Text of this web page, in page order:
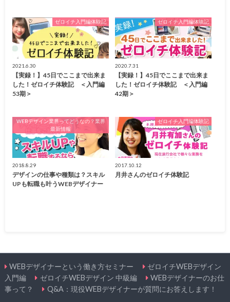
ゼロイチ入門編体験記
2021.6.30
【実録！】45日でここまで出来ま
した！ゼロイチ体験記 ＜入門編
53期＞
ゼロイチ入門編体験記
2020.7.31
【実録！】45日でここまで出来ま
した！ゼロイチ体験記 ＜入門編
42期＞
WEBデザイン業界ってどうなの？業界
最新情報
2018.8.29
デザインの仕事や種類は？スキル
UPも転職も叶うWEBデザイナー
ゼロイチ入門編体験記
2017.10.12
月井さんのゼロイチ体験記
WEBデザイナーという働き方セミナー
ゼロイチWEBデザイン
入門編
ゼロイチWEBデザイン 中級編
WEBデザイナーのお仕
事って？
Q&A：現役WEBデザイナーが質問にお答えします！